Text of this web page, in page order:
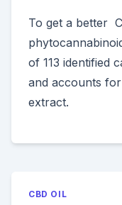
To get a better
of 113 identified
and accounts
extract.
CBD OIL